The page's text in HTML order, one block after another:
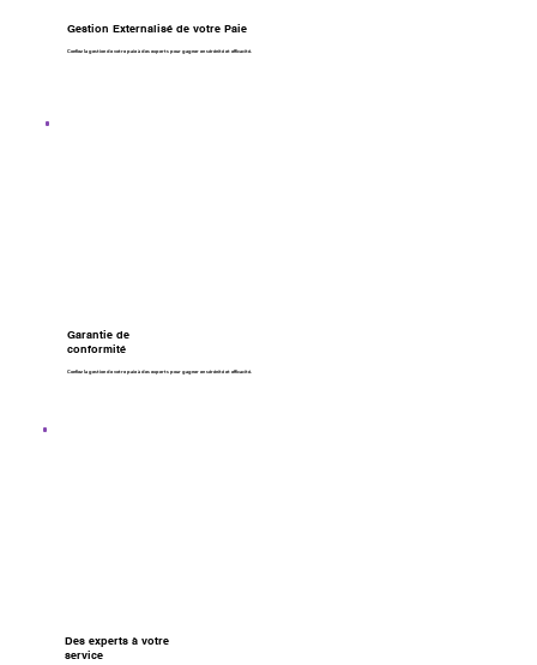
Gestion Externalisé de votre Paie
Confiez la gestion de votre paie à des experts pour gagner en sérénité et efficacité.
Garantie de
conformité
Confiez la gestion de votre paie à des experts pour gagner en sérénité et efficacité.
Des experts à votre
service